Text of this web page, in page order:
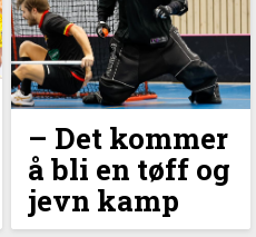
–⁠ Det kommer
å bli en tøff og
jevn kamp